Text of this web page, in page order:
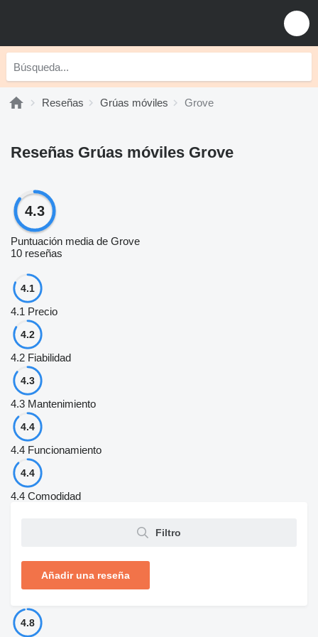
Reseñas Grúas móviles Grove
Reseñas Grúas móviles Grove
4.3
Puntuación media de Grove
10 reseñas
4.1
4.1 Precio
4.2
4.2 Fiabilidad
4.3
4.3 Mantenimiento
4.4
4.4 Funcionamiento
4.4
4.4 Comodidad
Filtro
Añadir una reseña
4.8